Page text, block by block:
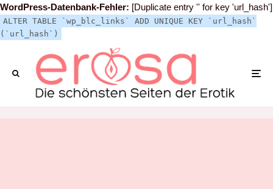
WordPress-Datenbank-Fehler: [Duplicate entry '' for key 'url_hash']
ALTER TABLE `wp_blc_links` ADD UNIQUE KEY `url_hash`
(`url_hash`)